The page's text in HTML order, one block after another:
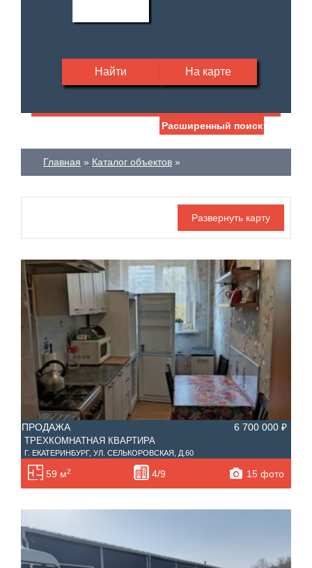
Найти На карте
Номер объекта
Жилая площадь
—
Площадь кухни
—
Санузел
Балконов
Лоджий
Этаж
—
Этажность
—
Не первый
Не последний
Материал дома
Планировка
Ипотека
Обмен
С фото
Расширенный поиск
Главная Каталог объектов
ПРОДАЖА 6 700 000 ₽
ТРЕХКОМНАТНАЯ КВАРТИРА
Г. ЕКАТЕРИНБУРГ, УЛ. СЕЛЬКОРОВСКАЯ, Д.60
59 м2 4/9 15 фото